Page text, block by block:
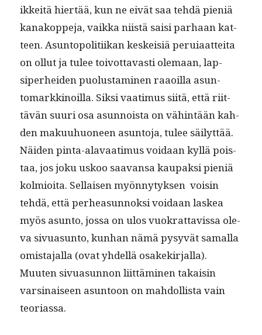
ikkeitä hiertää, kun ne eivät saa tehdä pieniä
kanakoppe­ja, vaik­ka niistä saisi parhaan kat­
teen. Asun­topoli­ti­ikan keskeisiä peruiaat­tei­ta
on ollut ja tulee toiv­ot­tavasti ole­maan, lap­
siper­hei­den puo­lus­t­a­mi­nen raaoil­la asun­
tomarkki­noil­la. Sik­si vaa­timus siitä, että riit­
tävän suuri osa asun­noista on vähin­tään kah­
den maku­uhuoneen asun­to­ja, tulee säi­lyt­tää.
Näi­den pin­ta-alavaa­timus voidaan kyl­lä pois­
taa, jos joku uskoo saa­vansa kau­pak­si pieniä
kolmioi­ta. Sel­l­aisen myön­ny­tyk­sen voisin
tehdä, että per­hea­sun­nok­si voidaan laskea
myös asun­to, jos­sa on ulos vuokrat­tavis­sa ole­
va sivua­sun­to, kun­han nämä pysyvät samal­la
omis­ta­jal­la (ovat yhdel­lä osakekir­jal­la).
Muuten sivua­sun­non liit­tämi­nen takaisin
varsi­naiseen asun­toon on mah­dol­lista vain
teoriassa.